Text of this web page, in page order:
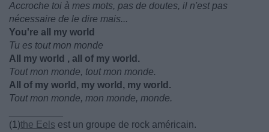
Accroche toi à mes mots, pas de doutes, il n'est pas
nécessaire de le dire mais...
You're all my world
Tu es tout mon monde
All my world , all of my world.
Tout mon monde, tout mon monde.
All of my world, my world, my world.
Tout mon monde, mon monde, monde.
(1)the Eels est un groupe de rock américain.